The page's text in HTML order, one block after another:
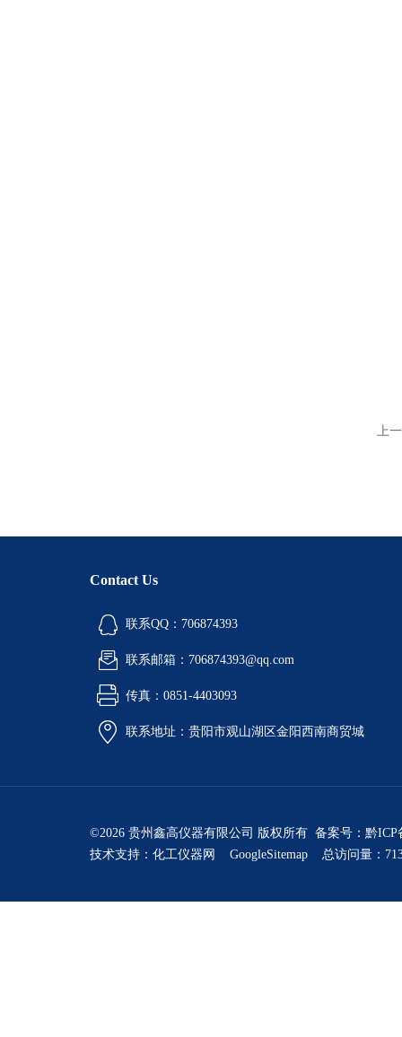
上
Contact Us
联系QQ：706874393
联系邮箱：706874393@qq.com
传真：0851-4403093
联系地址：贵阳市观山湖区金阳西南商贸城
©2026 贵州鑫高仪器有限公司 版权所有 备案号： 黔ICP
技术支持： 化工仪器网 GoogleSitemap 总访问量：